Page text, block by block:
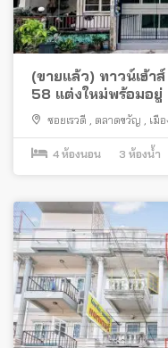
(ขายแล้ว) ทาวน์เฮ้า
58 แต่งใหม่พร้อมอยู่
ซอยเรวดี ตลาดขวัญ เมื
4 ห้องนอน 3 ห้องน้ำ